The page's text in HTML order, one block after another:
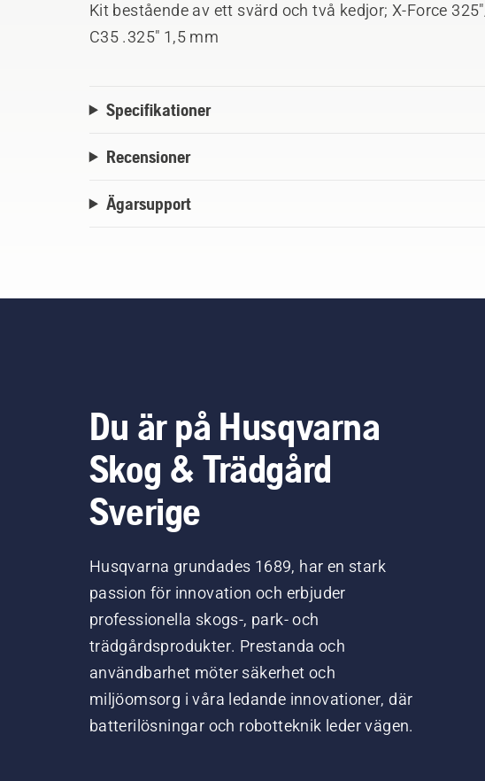
Kit bestående av ett svärd och två kedjor; X-Force
C35 .325" 1,5 mm
Specifikationer
Recensioner
Ägarsupport
Du är på Husqvarna
Skog & Trädgård
Sverige
Husqvarna grundades 1689, har en stark
passion för innovation och erbjuder
professionella skogs-, park- och
trädgårdsprodukter. Prestanda och
användbarhet möter säkerhet och
miljöomsorg i våra ledande innovationer, där
batterilösningar och robotteknik leder vägen.